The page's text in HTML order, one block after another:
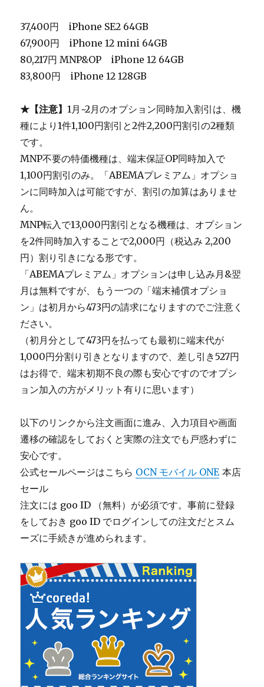
37,400円 iPhone SE2 64GB
67,900円 iPhone 12 mini 64GB
80,217円 MNP&OP iPhone 12 64GB
83,800円 iPhone 12 128GB
★【注意】1月~2月のオプション同時加入割引は、機
種により1件1,100円割引と2件2,200円割引の2種類
です。
MNP不要の特価機種は、端末保証OP同時加入で
1,100円割引のみ。「ABEMAプレミアム」オプショ
ンに同時加入は可能ですが、割引の加算はありませ
ん。
MNP転入で13,000円割引となる機種は、オプション
を2件同時加入することで2,000円（税込み 2,200
円）割り引きになる形です。
「ABEMAプレミアム」オプションは申し込み月&翌
月は無料ですが、もう一つの「端末補償オプショ
ン」は初月から473円の請求になりますのでご注意く
ださい。
（初月分として473円を払っても最初に端末代が
1,000円分割り引きとなりますので、差し引き527円
はお得で、端末初期不良の際も安心ですのでオプシ
ョン加入の方がメリット有りに思います）
以下のリンクから注文画面に進み、入力項目や画面
遷移の確認をしておくと実際の注文でも戸惑わずに
安心です。
公式セールページはこちら OCN モバイル ONE 本店
セール
注文には goo ID （無料）が必須です。事前に登録
をしておき goo ID でログインしての注文だとスム
ーズに手続きが進められます。